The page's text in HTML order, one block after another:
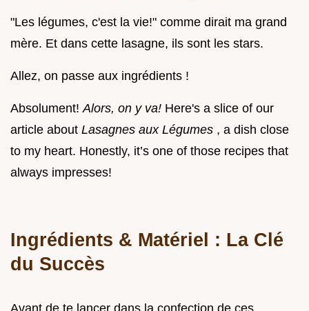
"Les légumes, c'est la vie!" comme dirait ma grand
mère. Et dans cette lasagne, ils sont les stars.
Allez, on passe aux ingrédients !
Absolument! Alors, on y va! Here's a slice of our
article about Lasagnes aux Légumes , a dish close
to my heart. Honestly, it’s one of those recipes that
always impresses!
Ingrédients & Matériel : La Clé
du Succès
Avant de te lancer dans la confection de ces